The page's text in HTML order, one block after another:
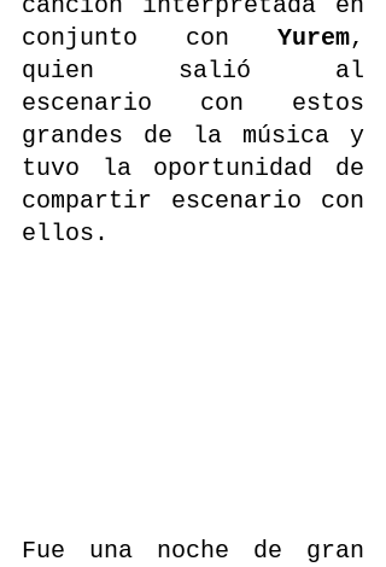
canción interpretada en
conjunto con Yurem,
quien salió al
escenario con estos
grandes de la música y
tuvo la oportunidad de
compartir escenario con
ellos.
Fue una noche de gran